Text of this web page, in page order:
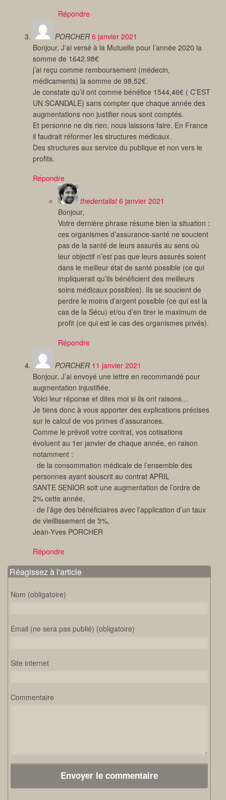
Répondre
PORCHER 6 janvier 2021
Bonjour, J’ai versé à la Mutuelle pour l’année 2020 la
somme de 1642.98€
j’ai reçu comme remboursement (médecin,
médicaments) la somme de 98,52€.
Je constate qu’il ont comme bénéfice 1544,46€ ( C’EST
UN SCANDALE) sans compter que chaque année des
augmentations non justifier nous sont comptés.
Et personne ne dis rien, nous laissons faire. En France
il faudrait réformer les structures médicaux.
Des structures aux service du publique et non vers le
profits.
Répondre
thedentalist 6 janvier 2021
Bonjour,
Votre dernière phrase résume bien la situation :
ces organismes d’assurance-santé ne soucient
pas de la santé de leurs assurés au sens où
leur objectif n’est pas que leurs assurés soient
dans le meilleur état de santé possible (ce qui
impliquerait qu’ils bénéficient des meilleurs
soins médicaux possibles). Ils se soucient de
perdre le moins d’argent possible (ce qui est la
cas de la Sécu) et/ou d’en tirer le maximum de
profit (ce qui est le cas des organismes privés).
Répondre
PORCHER 11 janvier 2021
Bonjour, J’ai envoyé une lettre en recommandé pour
augmentation injustifiée.
Voici leur réponse et dites moi si ils ont raisons…
Je tiens donc à vous apporter des explications précises
sur le calcul de vos primes d’assurances.
Comme le prévoit votre contrat, vos cotisations
évoluent au 1er janvier de chaque année, en raison
notamment :
· de la consommation médicale de l’ensemble des
personnes ayant souscrit au contrat APRIL
SANTE SENIOR soit une augmentation de l’ordre de
2% cette année,
· de l’âge des bénéficiaires avec l’application d’un taux
de vieillissement de 3%,
Jean-Yves PORCHER
Répondre
Réagissez à l'article
Nom (obligatoire)
Email (ne sera pas publié) (obligatoire)
Site internet
Commentaire